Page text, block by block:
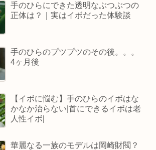
手のひらにできた透明なぶつぶつの
正体は？｜実はイボだった体験談
手のひらのプツプツのその後。。。
4ヶ月後
【イボに悩む】手のひらのイボはな
かなか治らない|首にできるイボは老
人性イボ|
華麗なる一族のモデルは岡崎財閥？